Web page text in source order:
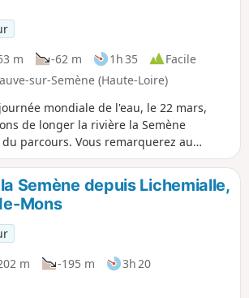
m -62 m 1h 35
Facile
sur-Semène (Haute-Loire)
mondiale de l'eau, le 22 mars,
de longer la rivière la Semène
parcours. Vous remarquerez au
à truites permettant à celles-ci de
pour se reproduire sur leur lieu de
sur les vestiges d'une usine de
aussi observer un cadran solaire
graduation décimale (rare).
Semène depuis Lichemialle,
Mons
m -195 m
3h 20